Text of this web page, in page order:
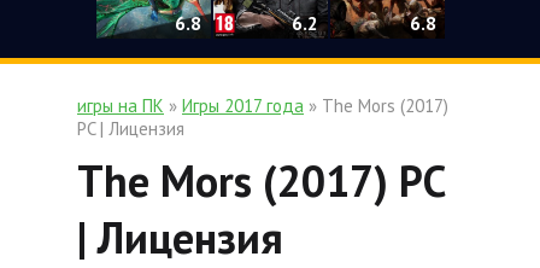
6.8 6.2 6.8
игры на ПК » Игры 2017 года » The Mors (2017)
PC | Лицензия
The Mors (2017) PC
| Лицензия